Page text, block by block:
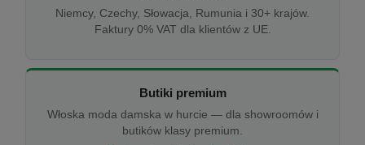
Niemcy, Czechy, Słowacja, Rumunia i 30+ krajów.
Faktury 0% VAT dla klientów z UE.
Butiki premium
Włoska moda damska w hurcie — dla showroomów i
butików klasy premium.